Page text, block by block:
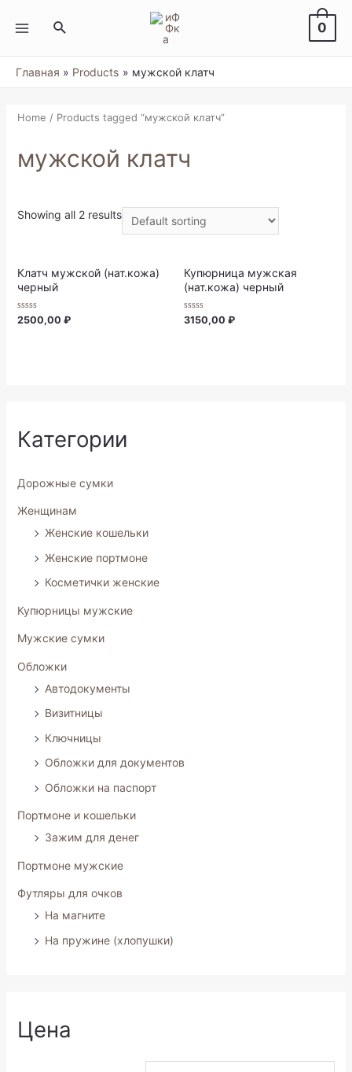
содержимому
MENU
Поиск 0
Главная Products мужской клатч
Категории
Дорожные сумки
Женщинам
Женские кошельки
Женские портмоне
Косметички женские
Купюрницы мужские
Мужские сумки
Обложки
Автодокументы
Визитницы
Ключницы
Обложки для документов
Обложки на паспорт
Портмоне и кошельки
Зажим для денег
Портмоне мужские
Футляры для очков
На магните
На пружине (хлопушки)
Цена
Home / Products tagged “мужской клатч”
мужской клатч
Showing all 2 results
Клатч мужской (нат.кожа)
черный
Rated
2500,00 ₽
Купюрница мужская
(нат.кожа) черный
Rated
3150,00 ₽